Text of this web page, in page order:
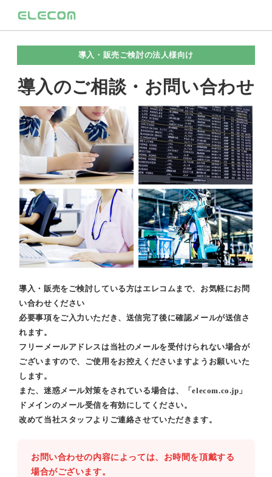
導入・販売ご検討の法人様向け
導入のご相談・お問い合わせ
導入・販売をご検討している方はエレコムまで、お気軽にお問
い合わせください
必要事項をご入力いただき、送信完了後に確認メールが送信さ
れます。
フリーメールアドレスは当社のメールを受付けられない場合が
ございますので、ご使用をお控えくださいますようお願いいた
します。
また、迷惑メール対策をされている場合は、「elecom.co.jp」
ドメインのメール受信を有効にしてください。
改めて当社スタッフよりご連絡させていただきます。
お問い合わせの内容によっては、お時間を頂戴する
場合がございます。